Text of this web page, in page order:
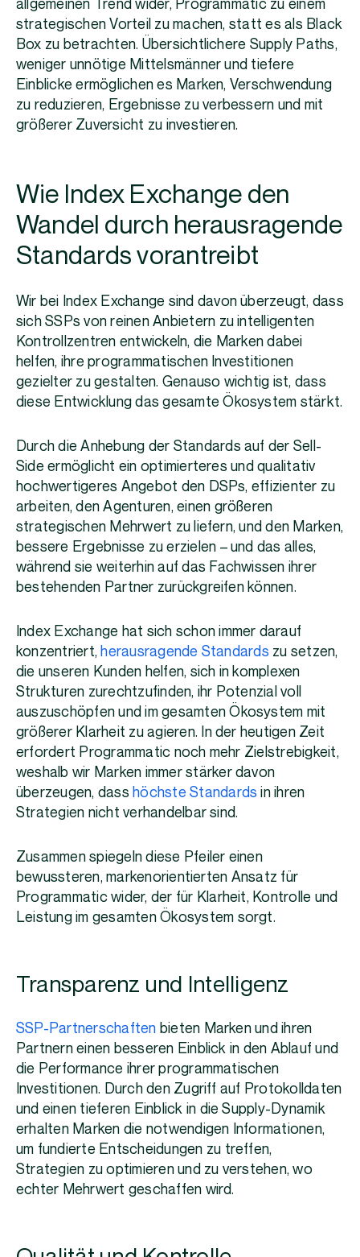
allgemeinen Trend wider, Programmatic zu einem
strategischen Vorteil zu machen, statt es als Black
Box zu betrachten. Übersichtlichere Supply Paths,
weniger unnötige Mittelsmänner und tiefere
Einblicke ermöglichen es Marken, Verschwendung
zu reduzieren, Ergebnisse zu verbessern und mit
größerer Zuversicht zu investieren.
Wie Index Exchange den
Wandel durch herausragende
Standards vorantreibt
Wir bei Index Exchange sind davon überzeugt, dass
sich SSPs von reinen Anbietern zu intelligenten
Kontrollzentren entwickeln, die Marken dabei
helfen, ihre programmatischen Investitionen
gezielter zu gestalten. Genauso wichtig ist, dass
diese Entwicklung das gesamte Ökosystem stärkt.
Durch die Anhebung der Standards auf der Sell-
Side ermöglicht ein optimierteres und qualitativ
hochwertigeres Angebot den DSPs, effizienter zu
arbeiten, den Agenturen, einen größeren
strategischen Mehrwert zu liefern, und den Marken,
bessere Ergebnisse zu erzielen – und das alles,
während sie weiterhin auf das Fachwissen ihrer
bestehenden Partner zurückgreifen können.
Index Exchange hat sich schon immer darauf
konzentriert, herausragende Standards zu setzen,
die unseren Kunden helfen, sich in komplexen
Strukturen zurechtzufinden, ihr Potenzial voll
auszuschöpfen und im gesamten Ökosystem mit
größerer Klarheit zu agieren. In der heutigen Zeit
erfordert Programmatic noch mehr Zielstrebigkeit,
weshalb wir Marken immer stärker davon
überzeugen, dass höchste Standards in ihren
Strategien nicht verhandelbar sind.
Zusammen spiegeln diese Pfeiler einen
bewussteren, markenorientierten Ansatz für
Programmatic wider, der für Klarheit, Kontrolle und
Leistung im gesamten Ökosystem sorgt.
Transparenz und Intelligenz
SSP-Partnerschaften bieten Marken und ihren
Partnern einen besseren Einblick in den Ablauf und
die Performance ihrer programmatischen
Investitionen. Durch den Zugriff auf Protokolldaten
und einen tieferen Einblick in die Supply-Dynamik
erhalten Marken die notwendigen Informationen,
um fundierte Entscheidungen zu treffen,
Strategien zu optimieren und zu verstehen, wo
echter Mehrwert geschaffen wird.